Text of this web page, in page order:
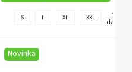
S L XL XXL
+
další
Novinka